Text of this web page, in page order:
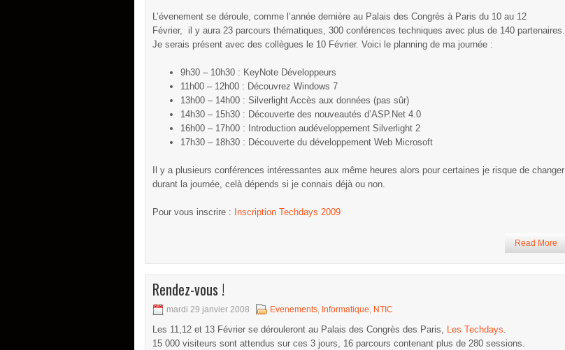
L’évenement se déroule, comme l’année dernière au Palais des Congrès à Paris du 10 au 12
Février, il y aura 23 parcours thématiques, 300 conférences techniques avec plus de 140 partenaires.
Je serais présent avec des collègues le 10 Février. Voici le planning de ma journée :
9h30 – 10h30 : KeyNote Développeurs
11h00 – 12h00 : Découvrez Windows 7
13h00 – 14h00 : Silverlight Accès aux données (pas sûr)
14h30 – 15h30 : Découverte des nouveautés d’ASP.Net 4.0
16h00 – 17h00 : Introduction audéveloppement Silverlight 2
17h30 – 18h30 : Découverte du développement Web Microsoft
Il y a plusieurs conférences intéressantes aux même heures alors pour certaines je risque de changer
durant la journée, celà dépends si je connais déjà ou non.
Pour vous inscrire : Inscription Techdays 2009
Read More
Rendez-vous !
mardi 29 janvier 2008 Evenements, Informatique, NTIC
Les 11,12 et 13 Février se dérouleront au Palais des Congrès des Paris, Les Techdays.
15 000 visiteurs sont attendus sur ces 3 jours, 16 parcours contenant plus de 280 sessions.